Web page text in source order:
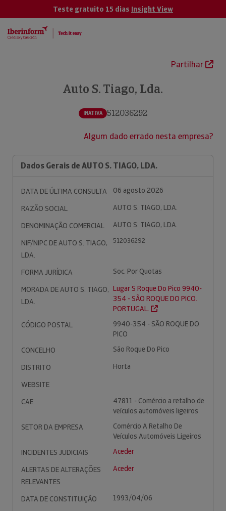
Teste gratuito 15 dias Insight View
Partilhar
Auto S. Tiago, Lda.
INATIVA 512036292
Algum dado errado nesta empresa?
Dados Gerais de AUTO S. TIAGO, LDA.
DATA DE ÚLTIMA CONSULTA
06 agosto 2026
RAZÃO SOCIAL
AUTO S. TIAGO, LDA.
DENOMINAÇÃO COMERCIAL
AUTO S. TIAGO, LDA.
NIF/NIPC DE AUTO S. TIAGO,
LDA.
512036292
FORMA JURÍDICA
Soc. Por Quotas
MORADA DE AUTO S. TIAGO,
LDA.
Lugar S Roque Do Pico 9940-
354 - SÃO ROQUE DO PICO.
PORTUGAL.
CÓDIGO POSTAL
9940-354 - SÃO ROQUE DO
PICO
CONCELHO
São Roque Do Pico
DISTRITO
Horta
WEBSITE
CAE
47811 - Comércio a retalho de
veículos automóveis ligeiros
SETOR DA EMPRESA
Comércio A Retalho De
Veículos Automóveis Ligeiros
INCIDENTES JUDICIAIS
Aceder
ALERTAS DE ALTERAÇÕES
RELEVANTES
Aceder
DATA DE CONSTITUIÇÃO 1993/04/06